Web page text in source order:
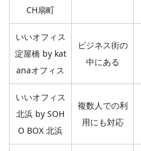
CH扇町
いいオフィス
淀屋橋 by kat
anaオフィス
ビジネス街の
中にある
いいオフィス
北浜 by SOH
O BOX 北浜
複数人での利
用にも対応